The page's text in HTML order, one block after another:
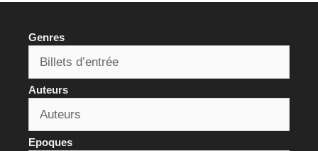
Genres
Auteurs
Epoques